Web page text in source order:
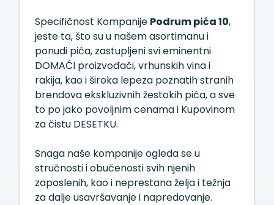
Specifičnost Kompanije Podrum pića 10,
jeste ta, što su u našem asortimanu i
ponudi pića, zastupljeni svi eminentni
DOMAĆI proizvođači, vrhunskih vina i
rakija, kao i široka lepeza poznatih stranih
brendova ekskluzivnih žestokih pića, a sve
to po jako povoljnim cenama i Kupovinom
za čistu DESETKU.
Snaga naše kompanije ogleda se u
stručnosti i obučenosti svih njenih
zaposlenih, kao i neprestana želja i težnja
za dalje usavršavanje i napredovanje.